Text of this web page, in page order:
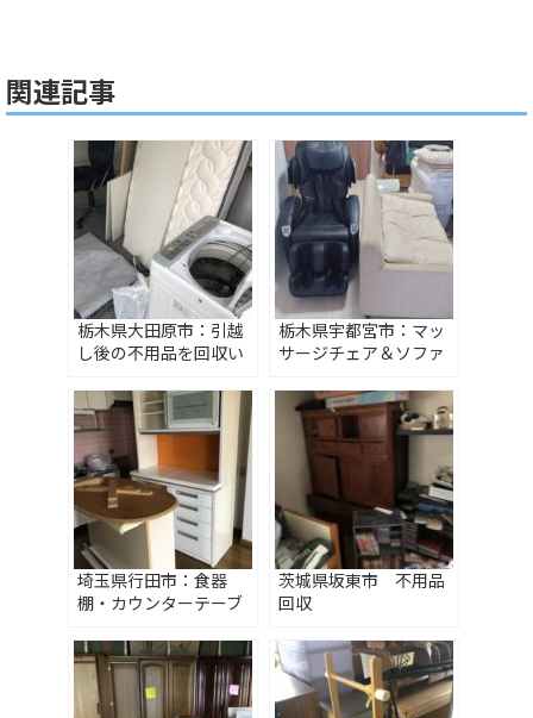
関連記事
栃木県大田原市：引越
し後の不用品を回収い
栃木県宇都宮市：マッ
サージチェア＆ソファ
た
埼玉県行田市：食器
棚・カウンターテーブ
茨城県坂東市 不用品
回収